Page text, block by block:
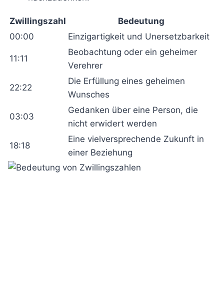
Zwillingszahl
Bedeutung
00:00
Einzigartigkeit und Unersetzbarkeit
11:11
Beobachtung oder ein geheimer
Verehrer
22:22
Die Erfüllung eines geheimen
Wunsches
03:03
Gedanken über eine Person, die
nicht erwidert werden
18:18
Eine vielversprechende Zukunft in
einer Beziehung